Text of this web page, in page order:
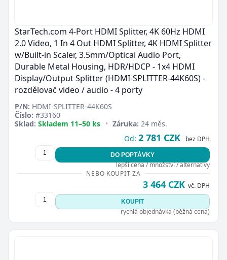
StarTech.com 4-Port HDMI Splitter, 4K 60Hz HDMI
2.0 Video, 1 In 4 Out HDMI Splitter, 4K HDMI Splitter
w/Built-in Scaler, 3.5mm/Optical Audio Port,
Durable Metal Housing, HDR/HDCP - 1x4 HDMI
Display/Output Splitter (HDMI-SPLITTER-44K60S) -
rozdělovač video / audio - 4 porty
P/N: HDMI-SPLITTER-44K60S
Číslo: #33160
Sklad: Skladem 11–50 ks • Záruka: 24 měs.
Od: 2 781 CZK bez DPH
DO POPTÁVKY
lepší cena / množství / alternativy
NEBO KOUPIT ZA
3 464 CZK vč. DPH
KOUPIT
rychlá objednávka (běžná cena)